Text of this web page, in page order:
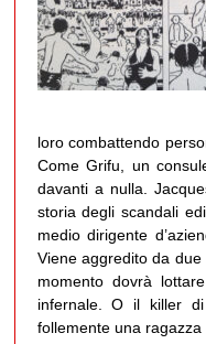
loro combattendo
Come Grifu, un
davanti a nulla.
storia degli scandali
medio dirigente
Viene aggredito da
momento dovrà
infernale.O il killer
follemente una